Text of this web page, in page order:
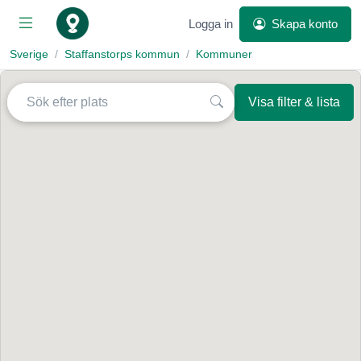
Logga in Skapa konto
Sverige Staffanstorps kommun Kommuner
Visa filter & lista